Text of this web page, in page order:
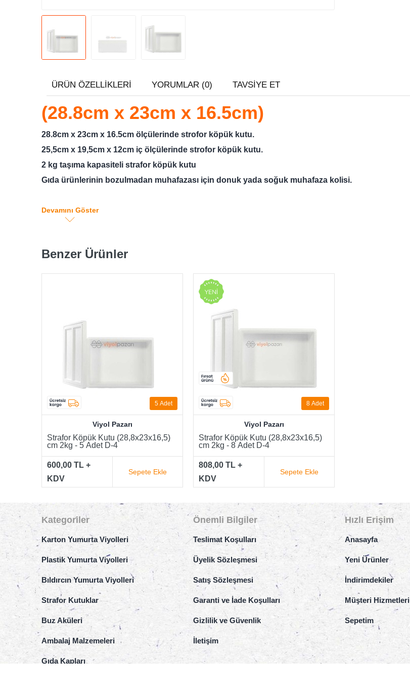
ÜRÜN ÖZELLIKLERI YORUMLAR (0) TAVSIYE ET
(28.8cm x 23cm x 16.5cm)
28.8cm x 23cm x 16.5cm ölçülerinde strofor köpük kutu.
25,5cm x 19,5cm x 12cm iç ölçülerinde strofor köpük kutu.
2 kg taşıma kapasiteli strafor köpük kutu
Gıda ürünlerinin bozulmadan muhafazası için donuk yada soğuk muhafaza kolisi.
Devamını Göster
Benzer Ürünler
5 Adet
Viyol Pazarı
Strafor Köpük Kutu (28,8x23x16,5)
cm 2kg - 5 Adet D-4
600,00 TL +
KDV
Sepete Ekle
8 Adet
Viyol Pazarı
Strafor Köpük Kutu (28,8x23x16,5)
cm 2kg - 8 Adet D-4
808,00 TL +
KDV
Sepete Ekle
Kategoriler
Karton Yumurta Viyolleri
Plastik Yumurta Viyolleri
Bıldırcın Yumurta Viyolleri
Strafor Kutuklar
Buz Aküleri
Ambalaj Malzemeleri
Gıda Kapları
Önemli Bilgiler
Teslimat Koşulları
Üyelik Sözleşmesi
Satış Sözleşmesi
Garanti ve İade Koşulları
Gizlilik ve Güvenlik
İletişim
Hızlı Erişim
Anasayfa
Yeni Ürünler
İndirimdekiler
Müşteri Hizmetleri
Sepetim